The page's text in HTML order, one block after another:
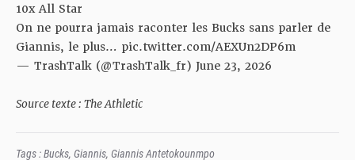
10x All Star
On ne pourra jamais raconter les Bucks sans parler de
Giannis, le plus… pic.twitter.com/AEXUn2DP6m
— TrashTalk (@TrashTalk_fr) June 23, 2026
Source texte : The Athletic
Tags :Bucks, Giannis, Giannis Antetokounmpo